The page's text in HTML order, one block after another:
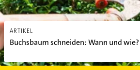
ARTIKEL
Buchsbaum schneiden: Wann und wie?